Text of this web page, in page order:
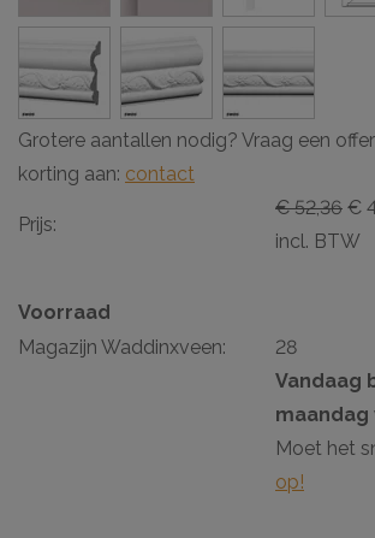
Grotere aantallen nodig? Vraag een
korting aan: contact
Prijs:
€ 52,36 €
incl. BTW
Voorraad
Magazijn Waddinxveen:
28
Vandaag
Moet het
op!